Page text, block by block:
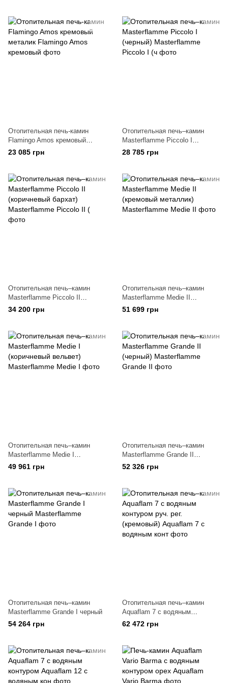
Отопительная печь-камин
Flamingo Amos кремовый
металик
23 085 грн
Отопительная печь–камин
Masterflamme Piccolo I
(черный)
28 785 грн
Отопительная печь–камин
Masterflamme Piccolo II
(коричневый бархат)
34 200 грн
Отопительная печь–камин
Masterflamme Medie ІI
(кремовый металлик)
51 699 грн
Отопительная печь–камин
Masterflamme Medie I
(коричневый вельвет)
49 961 грн
Отопительная печь–камин
Masterflamme Grande IІ
(черный)
52 326 грн
Отопительная печь–камин
Masterflamme Grande I черный
54 264 грн
Отопительная печь–камин
Aquaflam 7 с водяным
контуром руч. рег. (кремовый)
62 472 грн